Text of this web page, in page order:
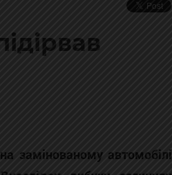
замінованому автомобілі